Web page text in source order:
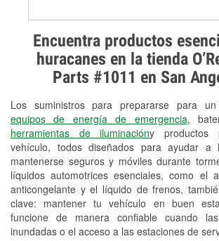
Encuentra productos
huracanes en la tienda
Parts #1011 en San
Los suministros para prepararse para
equipos de energía de emergencia,
herramientas de iluminacióny productos
vehículo, todos diseñados para ayudar a
mantenerse seguros y móviles durante
líquidos automotrices esenciales, como el
anticongelante y el líquido de frenos,
clave: mantener tu vehículo en buen
funcione de manera confiable cuando
inundadas o el acceso a las estaciones de
Prueba de alternadores y
arrancadores
Revisión de la luz "Check
Reciclaje de baterías y aceite
Instalación de bombillas de
Instalación de
Programa de Préstamo de
Herramientas
Rectificación de tambores y